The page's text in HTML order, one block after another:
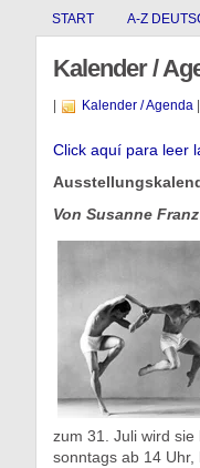
START A-Z
Kalender /
Kalender / Agenda|
Click aquí para leer
Von Susanne Franz
zum 31. Juli wird
sonntags ab 14